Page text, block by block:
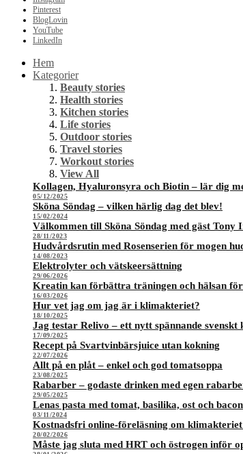
Pinterest
BlogLovin
YouTube
LinkedIn
Hem
Kategorier
Beauty stories
Health stories
Kitchen stories
Life stories
Outdoor stories
Travel stories
Workout stories
View All
Kollagen, Hyaluronsyra och Biotin – lär dig
05/12/2025
Sköna Söndag – vilken härlig dag det blev!
15/02/2024
Välkommen till Sköna Söndag med gäst Tony
28/11/2023
Hudvårdsrutin med Rosenserien för mogen
14/08/2023
Elektrolyter och vätskeersättning
29/06/2026
Kreatin kan förbättra träningen och hälsan
16/03/2026
Hur vet jag om jag är i klimakteriet?
18/10/2025
Jag testar Relivo – ett nytt spännande svenskt
17/09/2025
Recept på Svartvinbärsjuice utan kokning
22/07/2026
Allt på en plåt – enkel och god tomatsoppa
23/08/2025
Rabarber – godaste drinken med egen
29/05/2025
Lenas pasta med tomat, basilika, ost och bacon
03/11/2024
Kostnadsfri online-föreläsning om
20/02/2026
Måste jag sluta med HRT och östrogen inför